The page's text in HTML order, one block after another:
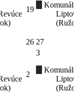
19
26 27
2
3